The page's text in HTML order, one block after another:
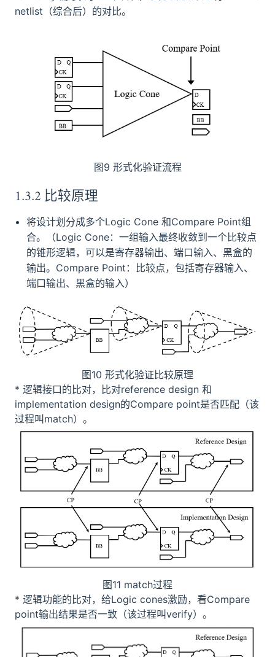
netlist（综合后）的对比。
图9 形式化验证流程
1.3.2 比较原理
将设计划分成多个Logic Cone 和Compare Point组
合。（Logic Cone：一组输入最终收敛到一个比较点
的锥形逻辑，可以是寄存器输出、端口输入、黑盒的
输出。Compare Point：比较点，包括寄存器输入、
端口输出、黑盒的输入）
图10 形式化验证比较原理
* 逻辑接口的比对，比对reference design 和
implementation design的Compare point是否匹配（该
过程叫match）。
图11 match过程
* 逻辑功能的比对，给Logic cones激励，看Compare
point输出结果是否一致（该过程叫verify）。